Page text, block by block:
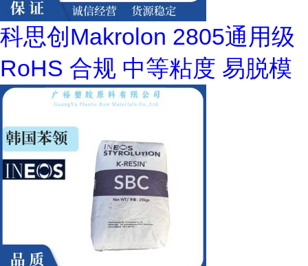
科思创Makrolon 2805通用级
RoHS 合规 中等粘度 易脱模